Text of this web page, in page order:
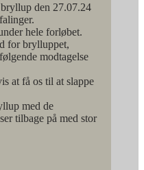
den 27.07.24
hele forløbet.
for brylluppet,
modtagelse
at få os til at slappe
med de
tilbage på med stor